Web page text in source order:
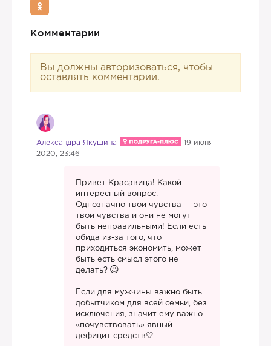
Комментарии
Вы должны авторизоваться, чтобы
оставлять комментарии.
Александра Якушина
19 июня
2020, 23:46
Привет Красавица! Какой
интересный вопрос.
Однозначно твои чувства — это
твои чувства и они не могут
быть неправильными! Если есть
обида из-за того, что
приходиться экономить, может
быть есть смысл этого не
делать?
Если для мужчины важно быть
добытчиком для всей семьи, без
исключения, значит ему важно
«почувствовать» явный
дефицит средств🤍